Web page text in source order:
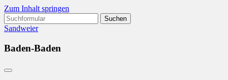
Zum Inhalt springen
Suchen
nach:
Sandweier
Baden-Baden